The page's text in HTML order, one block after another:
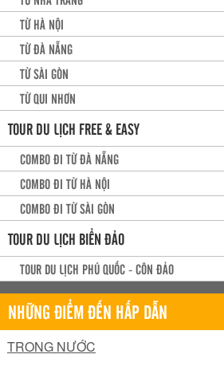
TỪ HÀ NỘI
TỪ ĐÀ NẴNG
TỪ SÀI GÒN
TỪ QUI NHƠN
TOUR DU LỊCH FREE & EASY
COMBO ĐI TỪ ĐÀ NẴNG
COMBO ĐI TỪ HÀ NỘI
COMBO ĐI TỪ SÀI GÒN
TOUR DU LỊCH BIỂN ĐẢO
TOUR DU LỊCH PHÚ QUỐC - CÔN ĐẢO
NHỮNG ĐIỂM ĐẾN HẤP DẪN
TRONG NƯỚC